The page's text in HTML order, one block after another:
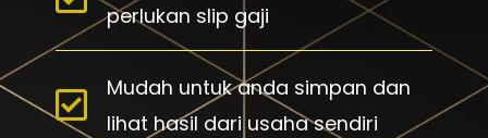
perlukan slip gaji
Mudah untuk anda simpan dan
lihat hasil dari usaha sendiri